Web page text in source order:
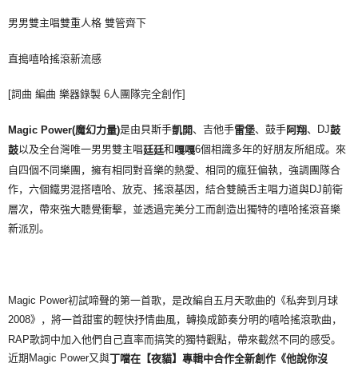
男男雙主唱雙重人格 雙管齊下
直搗嘻哈搖滾新流感
[詞曲 編曲 樂器錄製 6人團隊完全創作]
Magic Power(魔幻力量)是由貝斯手凱開 、吉他手雷堡、鼓手阿翔、DJ鼓
鼓以及全台灣唯一男男雙主唱廷廷和 嘎嘎6個相識多年的好朋友所組成。來
自四個不同樂團，擁有相同對音樂的熱愛、相同的瘋狂偏執，強調團隊合
作，六個鐵男混搭嘻哈、放克、搖滾基因，結合雙饒舌主唱力道與DJ前衛
層次，帶來強大聽覺衝擊，並透過完美分工而創造出獨特的嘻哈搖滾音樂
新派別。
Magic Power初試啼聲的第一首歌，是改編自五月天歌曲的《私奔到月球
2008》，將一首甜蜜的輕快抒情曲風，轉換成節奏分明的嘻哈搖滾歌曲，
RAP歌詞中加入他們自己直率而搞笑的獨特觀點，帶來截然不同的感受。
近期Magic Power又與丁噹在【夜貓】專輯中合作全新創作《他說你沒